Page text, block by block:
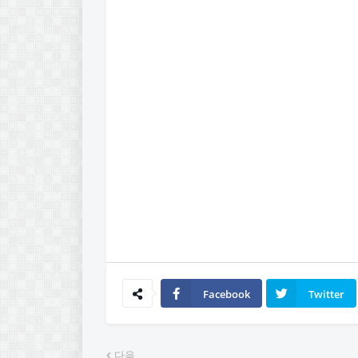
Facebook Twitter
다음